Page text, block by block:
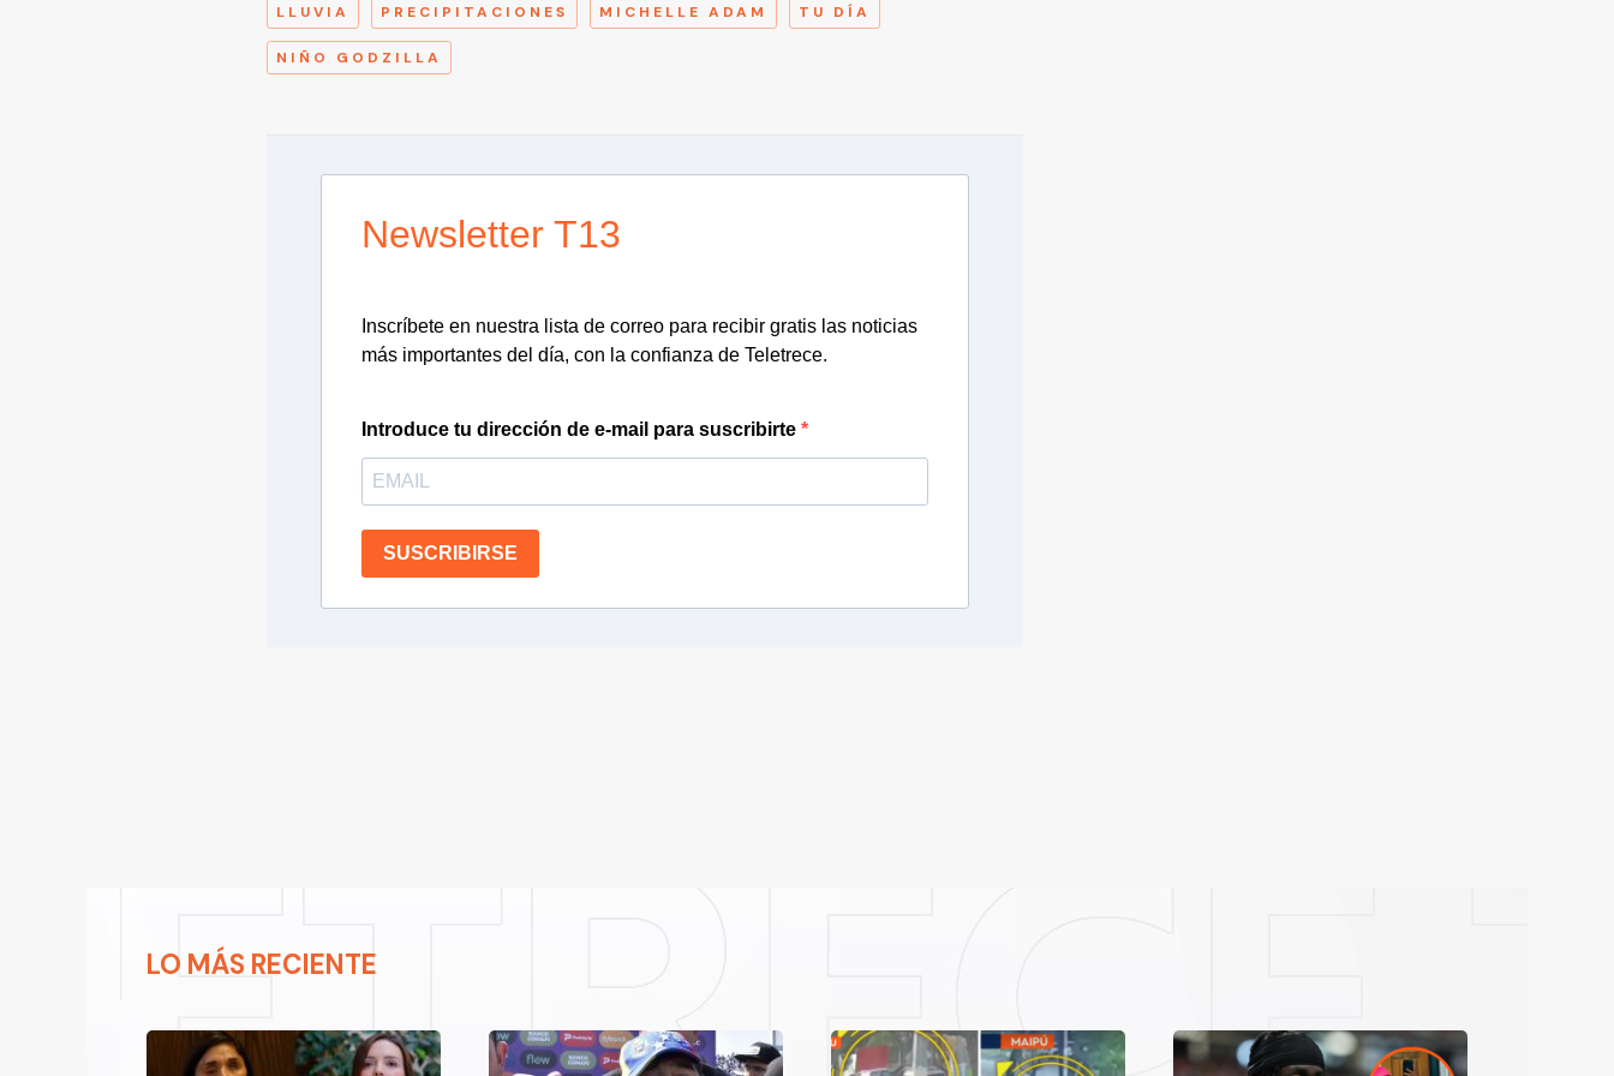
LLUVIA PRECIPITACIONES MICHELLE ADAM TU DÍA
NIÑO GODZILLA
Newsletter T13
Inscríbete en nuestra lista de correo para recibir gratis las noticias
más importantes del día, con la confianza de Teletrece.
Introduce tu dirección de e-mail para suscribirte
SUSCRIBIRSE
LO MÁS RECIENTE